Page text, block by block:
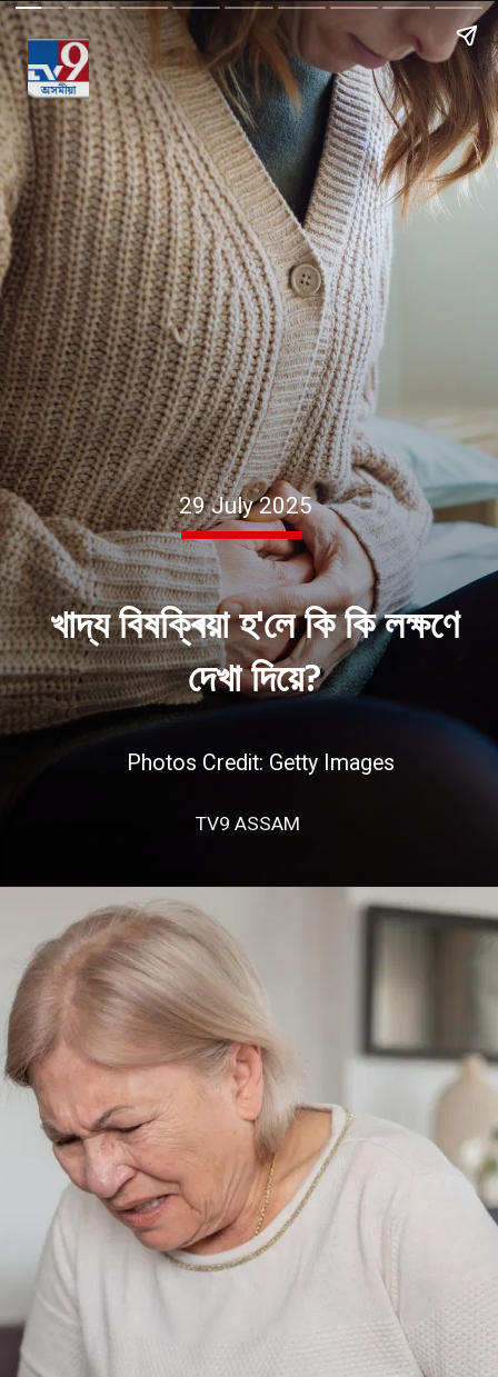
খাদ্য বিষক্ৰিয়া হ'লে কি কি লক্ষণে
দেখা দিয়ে?
29 July 2025
TV9 ASSAM
Photos Credit: Getty Images